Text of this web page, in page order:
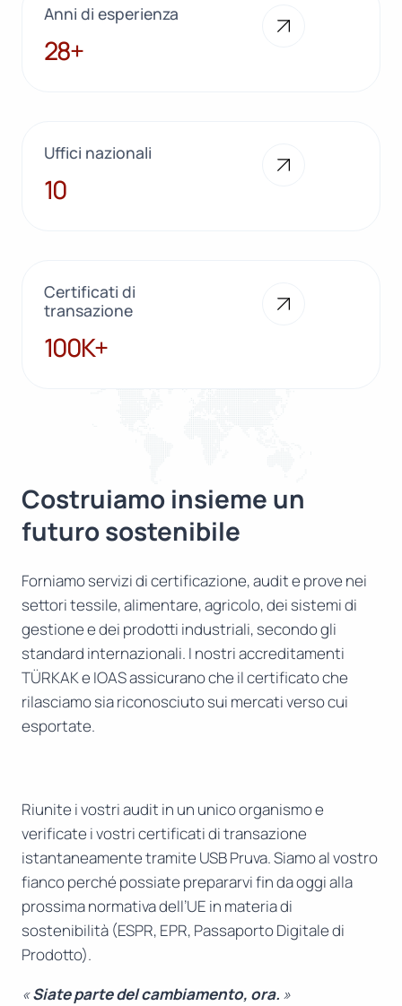
Anni di esperienza
28+
28+
Uffici nazionali
10
10
Certificati di
transazione
100K+
100K+
Costruiamo insieme un
futuro sostenibile
Forniamo servizi di certificazione, audit e prove nei
settori tessile, alimentare, agricolo, dei sistemi di
gestione e dei prodotti industriali, secondo gli
standard internazionali. I nostri accreditamenti
TÜRKAK e IOAS assicurano che il certificato che
rilasciamo sia riconosciuto sui mercati verso cui
esportate.
Riunite i vostri audit in un unico organismo e
verificate i vostri certificati di transazione
istantaneamente tramite USB Pruva. Siamo al vostro
fianco perché possiate prepararvi fin da oggi alla
prossima normativa dell’UE in materia di
sostenibilità (ESPR, EPR, Passaporto Digitale di
Prodotto).
«Siate parte del cambiamento, ora. »